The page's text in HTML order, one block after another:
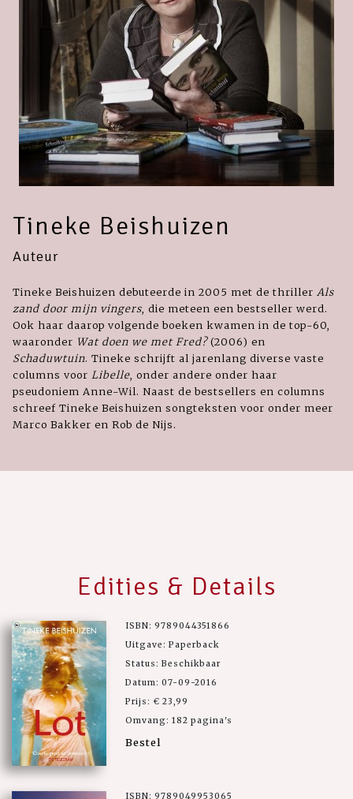
Tineke Beishuizen
Auteur
Tineke Beishuizen debuteerde in 2005 met de thriller Als
zand door mijn vingers , die meteen een bestseller werd.
Ook haar daarop volgende boeken kwamen in de top-60,
waaronder Wat doen we met Fred?(2006) en
Schaduwtuin. Tineke schrijft al jarenlang diverse vaste
columns voor Libelle , onder andere onder haar
pseudoniem Anne-Wil. Naast de bestsellers en columns
schreef Tineke Beishuizen songteksten voor onder meer
Marco Bakker en Rob de Nijs.
Edities & Details
ISBN: 9789044351866
Uitgave: Paperback
Status: Beschikbaar
Datum: 07-09-2016
Prijs: € 23,99
Omvang: 182 pagina's
Bestel
ISBN: 9789049953065